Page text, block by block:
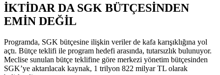
İKTİDAR DA SGK BÜTÇESİNDEN
EMİN DEĞİL
Programda, SGK bütçesine ilişkin veriler de kafa karışıklığına yol
açtı. Bütçe teklifi ile program hedefi arasında, tutarsızlık bulunuyor.
Meclise sunulan bütçe teklifine göre merkezi yönetim bütçesinden
SGK’ye aktarılacak kaynak, 1 trilyon 822 milyar TL olarak